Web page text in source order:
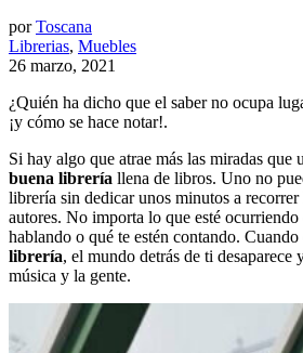
porToscana
Librerias, Muebles
26 marzo, 2021
¿Quién ha dicho que el saber no ocupa
¡y cómo se hace notar!.
Si hay algo que atrae más las miradas que
buena librería llena de libros. Uno no
librería sin dedicar unos minutos a
autores. No importa lo que esté ocurriendo
hablando o qué te estén contando. Cuando
librería, el mundo detrás de ti desaparece
música y la gente.